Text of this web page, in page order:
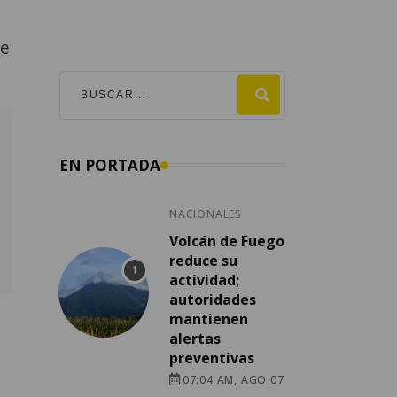
EN PORTADA
NACIONALES
Volcán de Fuego
reduce su
actividad;
autoridades
mantienen
alertas
preventivas
07:04 AM, AGO 07